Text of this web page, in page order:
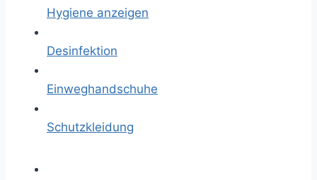
Hygiene anzeigen
Desinfektion
Einweghandschuhe
Schutzkleidung